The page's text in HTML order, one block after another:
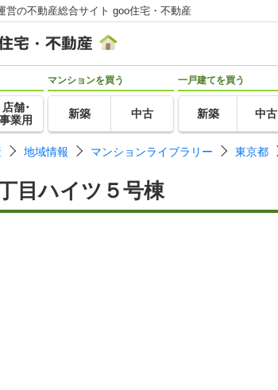
営の不動産総合サイト goo住宅・不動産
店舗･
事業用
マンションを買う
新築 中古
一戸建てを買う
新築 中古
地域情報 マンションライブラリー 東京都
目ハイツ５号棟